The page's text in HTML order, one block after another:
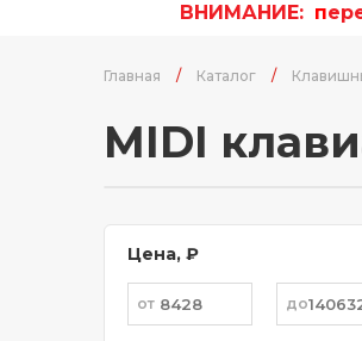
ВНИМАНИЕ: п
Главная / Каталог /
MIDI
Цена, ₽